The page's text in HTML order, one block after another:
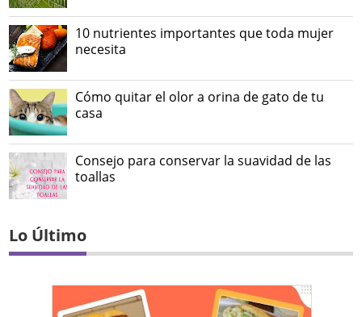
10 nutrientes importantes que toda mujer
necesita
Cómo quitar el olor a orina de gato de tu
casa
Consejo para conservar la suavidad de las
toallas
Lo Último